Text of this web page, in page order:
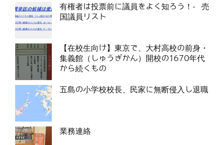
有権者は投票前に議員をよく知ろう！- 売
国議員リスト
【在校生向け】東京で、大村高校の前身・
集義館（しゅうぎかん）開校の1670年代
から続くもの
五島の小学校校長、民家に無断侵入し退職
業務連絡